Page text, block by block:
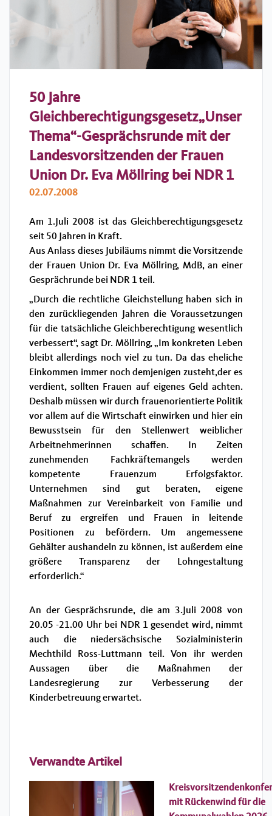
50 Jahre
Gleichberechtigungsgesetz„Unser
Thema“-Gesprächsrunde mit der
Landesvorsitzenden der Frauen
Union Dr. Eva Möllring bei NDR 1
02.07.2008
Am 1.Juli 2008 ist das Gleichberechtigungsgesetz
seit 50 Jahren in Kraft.
Aus Anlass dieses Jubiläums nimmt die Vorsitzende
der Frauen Union Dr. Eva Möllring, MdB, an einer
Gesprächrunde bei NDR 1 teil.
„Durch die rechtliche Gleichstellung haben sich in
den zurückliegenden Jahren die Voraussetzungen
für die tatsächliche Gleichberechtigung wesentlich
verbessert“, sagt Dr. Möllring, „Im konkreten Leben
bleibt allerdings noch viel zu tun. Da das eheliche
Einkommen immer noch demjenigen zusteht,der es
verdient, sollten Frauen auf eigenes Geld achten.
Deshalb müssen wir durch frauenorientierte Politik
vor allem auf die Wirtschaft einwirken und hier ein
Bewusstsein für den Stellenwert weiblicher
Arbeitnehmerinnen schaffen. In Zeiten
zunehmenden Fachkräftemangels werden
kompetente Frauenzum Erfolgsfaktor.
Unternehmen sind gut beraten, eigene
Maßnahmen zur Vereinbarkeit von Familie und
Beruf zu ergreifen und Frauen in leitende
Positionen zu befördern. Um angemessene
Gehälter aushandeln zu können, ist außerdem eine
größere Transparenz der Lohngestaltung
erforderlich.“
An der Gesprächsrunde, die am 3.Juli 2008 von
20.05 -21.00 Uhr bei NDR 1 gesendet wird, nimmt
auch die niedersächsische Sozialministerin
Mechthild Ross-Luttmann teil. Von ihr werden
Aussagen über die Maßnahmen der
Landesregierung zur Verbesserung der
Kinderbetreuung erwartet.
Verwandte Artikel
mit Rückenwind für die